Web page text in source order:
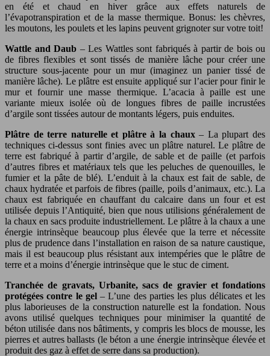
en été et chaud en hiver grâce aux effets naturels de
l’évapotranspiration et de la masse thermique. Bonus: les chèvres,
les moutons, les poulets et les lapins peuvent grignoter sur votre toit!
Wattle and Daub – Les Wattles sont fabriqués à partir de bois ou
de fibres flexibles et sont tissés de manière lâche pour créer une
structure sous-jacente pour un mur (imaginez un panier tissé de
manière lâche). Le plâtre est ensuite appliqué sur l’acier pour finir le
mur et fournir une masse thermique. L’acacia à paille est une
variante mieux isolée où de longues fibres de paille incrustées
d’argile sont tissées autour de montants légers, puis enduites.
Plâtre de terre naturelle et plâtre à la chaux– La plupart des
techniques ci-dessus sont finies avec un plâtre naturel. Le plâtre de
terre est fabriqué à partir d’argile, de sable et de paille (et parfois
d’autres fibres et matériaux tels que les peluches de quenouilles, le
fumier et la pâte de blé). L’enduit à la chaux est fait de sable, de
chaux hydratée et parfois de fibres (paille, poils d’animaux, etc.). La
chaux est fabriquée en chauffant du calcaire dans un four et est
utilisée depuis l’Antiquité, bien que nous utilisions généralement de
la chaux en sacs produite industriellement. Le plâtre à la chaux a une
énergie intrinsèque beaucoup plus élevée que la terre et nécessite
plus de prudence dans l’installation en raison de sa nature caustique,
mais il est beaucoup plus résistant aux intempéries que le plâtre de
terre et a moins d’énergie intrinsèque que le stuc de ciment.
Tranchée de gravats, Urbanite, sacs de gravier et fondations
protégées contre le gel– L’une des parties les plus délicates et les
plus laborieuses de la construction naturelle est la fondation. Nous
avons utilisé quelques techniques pour minimiser la quantité de
béton utilisée dans nos bâtiments, y compris les blocs de mousse, les
pierres et autres ballasts (le béton a une énergie intrinsèque élevée et
produit des gaz à effet de serre dans sa production).